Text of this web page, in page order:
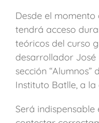
Desde el momento
tendrá acceso
teóricos del curso
desarrollador José
sección
Instituto Batlle, a
Será